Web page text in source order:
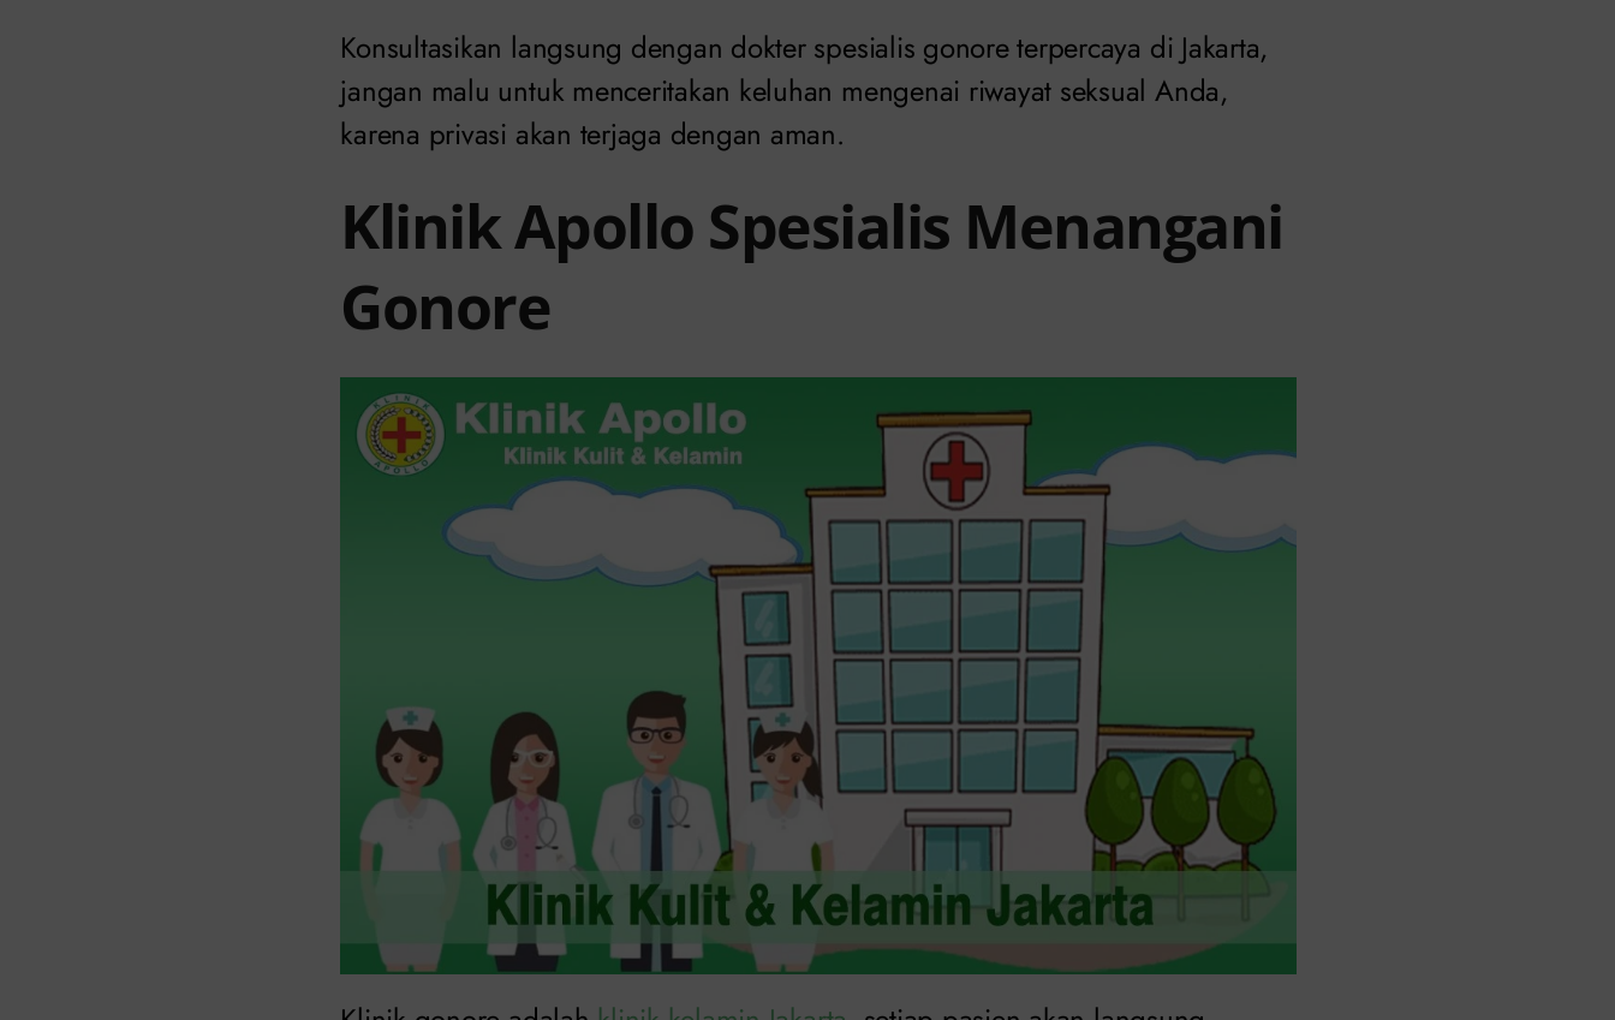
Konsultasikan langsung dengan dokter spesialis gonore terpercaya di Jakarta,
jangan malu untuk menceritakan keluhan mengenai riwayat seksual Anda,
karena privasi akan terjaga dengan aman.
Klinik Apollo Spesialis Menangani
Gonore